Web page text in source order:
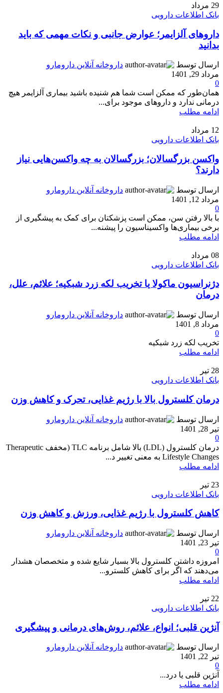
29 مرداد
بانک اطلاعات دارویی
داروهای آلزایمر؛ عوارض جانبی و نکات مهمی که باید
بدانید
ارسال توسط
داروخانه آنلاین دارومارو
مرداد 29, 1401
0
همان‌طور که ممکن است شما هم شنیده باشید بیماری آلزایمر هیچ
درمانی ندارد و داروهای موجود برای...
ادامه مطلب
12 مرداد
بانک اطلاعات دارویی
واکسن بزرگسالان؛ بزرگسالان به چه واکسن‌هایی نیاز
دارند؟
ارسال توسط
داروخانه آنلاین دارومارو
مرداد 12, 1401
0
با بالا رفتن سن، ممکن است پزشکتان برای کمک به پیشگیری از
برخی بیماری‌ها واکسیناسیون را پیشنه...
ادامه مطلب
08 مرداد
بانک اطلاعات دارویی
دژنراسیون ماکولا یا تخریب لکه زرد شبکیه؛ علائم، علل،
درمان
ارسال توسط
داروخانه آنلاین دارومارو
مرداد 8, 1401
0
تخریب لکه زرد شبکیه‌
ادامه مطلب
28 تیر
بانک اطلاعات دارویی
درمان کلسترول بالا با رژیم غذایی، تحرک و کاهش وزن
ارسال توسط
داروخانه آنلاین دارومارو
تیر 28, 1401
0
درمان کلسترول (LDL) بالا شامل برنامه TLC (مخفف Therapeutic
Lifestyle Changes به معنی تغییر د...
ادامه مطلب
23 تیر
بانک اطلاعات دارویی
کاهش کلسترول با رژیم غذایی، ورزش و کاهش وزن
ارسال توسط
داروخانه آنلاین دارومارو
تیر 23, 1401
0
امروزه داشتن کلسترول بالا بسیار شایع شده و متخصصان هشدار
می‌دهند که اگر برای کاهش کلسترو...
ادامه مطلب
22 تیر
بانک اطلاعات دارویی
آنژین قلبی؛ انواع، علائم، روش‌های درمانی و پیشگیری
ارسال توسط
داروخانه آنلاین دارومارو
تیر 22, 1401
0
آنژین قلبی یا درد...
ادامه مطلب